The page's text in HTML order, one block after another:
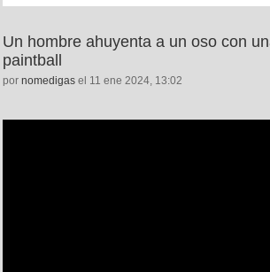
Un hombre ahuyenta a un oso con
paintball
por nomedigas el 11 ene 2024, 13:02